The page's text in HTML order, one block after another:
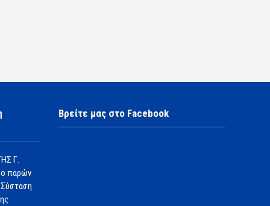
Γ.
ο παρών
Βρείτε μας στο Facebook